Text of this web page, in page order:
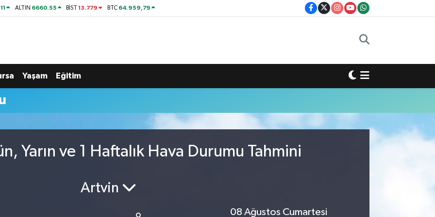
ALTIN 6660.55 BİST13.779 BTC 64.959,79
Yaşam Eğitim
Yarın ve 1 Haftalık Hava Durumu Tahmini
Artvin
08 Ağustos Cumartesi